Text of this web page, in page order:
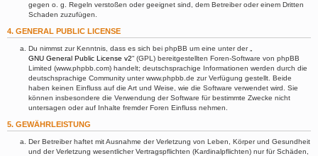
gegen o. g. Regeln verstoßen oder geeignet sind, dem Betreiber oder einem Dritten
Schaden zuzufügen.
4. GENERAL PUBLIC LICENSE
Du nimmst zur Kenntnis, dass es sich bei phpBB um eine unter der „
GNU General Public License v2“ (GPL) bereitgestellten Foren-Software von phpBB
Limited (www.phpbb.com) handelt; deutschsprachige Informationen werden durch die
deutschsprachige Community unter www.phpbb.de zur Verfügung gestellt. Beide
haben keinen Einfluss auf die Art und Weise, wie die Software verwendet wird. Sie
können insbesondere die Verwendung der Software für bestimmte Zwecke nicht
untersagen oder auf Inhalte fremder Foren Einfluss nehmen.
5. GEWÄHRLEISTUNG
Der Betreiber haftet mit Ausnahme der Verletzung von Leben, Körper und Gesundheit
und der Verletzung wesentlicher Vertragspflichten (Kardinalpflichten) nur für Schäden,